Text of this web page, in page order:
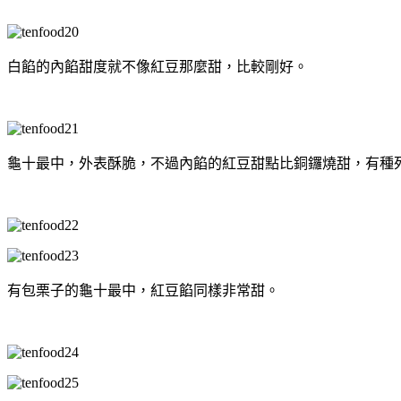
白餡的內餡甜度就不像紅豆那麼甜，比較剛好。
龜十最中，外表酥脆，不過內餡的紅豆甜點比銅鑼燒甜，有種
有包栗子的龜十最中，紅豆餡同樣非常甜。